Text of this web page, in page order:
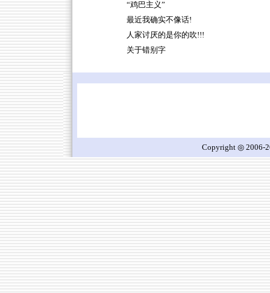
“鸡巴主义”
最近我确实不像话!
人家讨厌的是你的吹!!!
关于错别字
Copyright ◎ 2006-